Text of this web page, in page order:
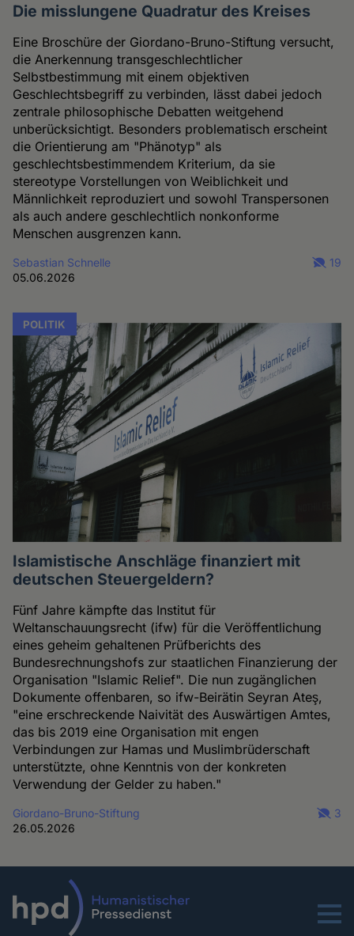
Die misslungene Quadratur des Kreises
Eine Broschüre der Giordano-Bruno-Stiftung versucht,
die Anerkennung transgeschlechtlicher
Selbstbestimmung mit einem objektiven
Geschlechtsbegriff zu verbinden, lässt dabei jedoch
zentrale philosophische Debatten weitgehend
unberücksichtigt. Besonders problematisch erscheint
die Orientierung am "Phänotyp" als
geschlechtsbestimmendem Kriterium, da sie
stereotype Vorstellungen von Weiblichkeit und
Männlichkeit reproduziert und sowohl Transpersonen
als auch andere geschlechtlich nonkonforme
Menschen ausgrenzen kann.
Sebastian Schnelle
05.06.2026
19
POLITIK
Islamistische Anschläge finanziert mit
deutschen Steuergeldern?
Fünf Jahre kämpfte das Institut für
Weltanschauungsrecht (ifw) für die Veröffentlichung
eines geheim gehaltenen Prüfberichts des
Bundesrechnungshofs zur staatlichen Finanzierung der
Organisation "Islamic Relief". Die nun zugänglichen
Dokumente offenbaren, so ifw-Beirätin Seyran Ateş,
"eine erschreckende Naivität des Auswärtigen Amtes,
das bis 2019 eine Organisation mit engen
Verbindungen zur Hamas und Muslimbrüderschaft
unterstützte, ohne Kenntnis von der konkreten
Verwendung der Gelder zu haben."
Giordano-Bruno-Stiftung
26.05.2026
3
Menu